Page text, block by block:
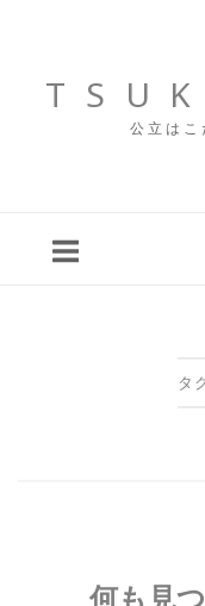
公立は
タ
何も見